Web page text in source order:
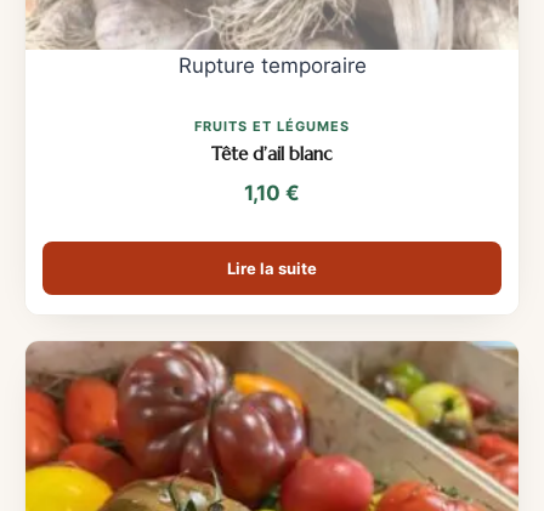
FRUITS ET LÉGUMES
Tête d’ail blanc
1,10 €
Lire la suite